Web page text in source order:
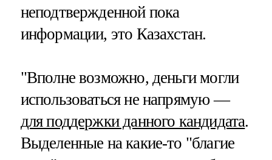
неподтвержденной пока
информации, это Казахстан.
"Вполне возможно, деньги могли
использоваться не напрямую —
для поддержки данного кандидата.
Выделенные на какие-то "благие